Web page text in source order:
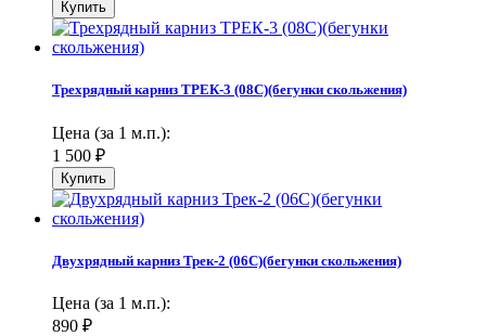
Трехрядный карниз ТРЕК-3 (08С)(бегунки скольжения)
Цена (за 1 м.п.):
1 500 ₽
Двухрядный карниз Трек-2 (06С)(бегунки скольжения)
Цена (за 1 м.п.):
890 ₽